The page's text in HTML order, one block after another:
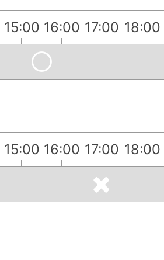
15:00 16:00 17:00 18:00
15:00 16:00 17:00 18:00